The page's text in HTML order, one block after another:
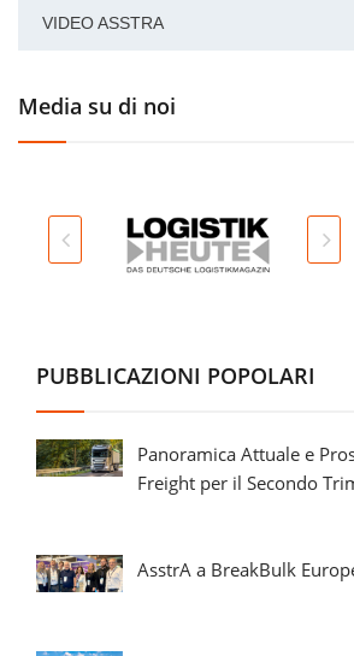
VIDEO ASSTRA
Media su di noi
PUBBLICAZIONI POPOLARI
Panoramica Attuale e
Freight per il Secondo
AsstrA a BreakBulk